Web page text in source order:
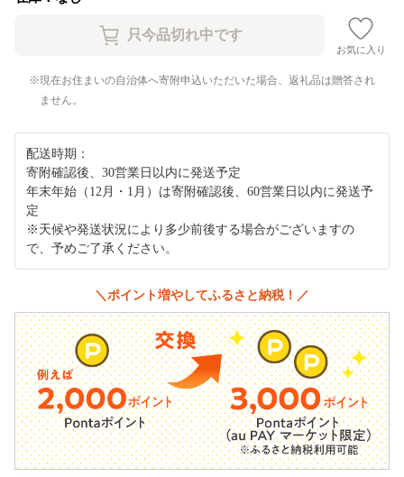
お気に入り
現在お住まいの自治体へ寄附申込いただいた場合、返礼品は贈答され
ません。
配送時期：
寄附確認後、30営業日以内に発送予定
年末年始（12月・1月）は寄附確認後、60営業日以内に発送予
定
※天候や発送状況により多少前後する場合がございますの
で、予めご了承ください。
＼ポイント増やしてふるさと納税！／